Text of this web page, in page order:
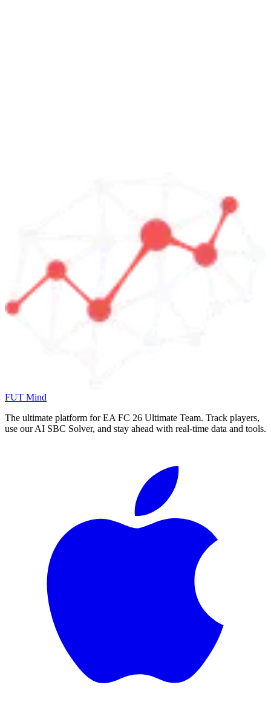
FUT Mind
The ultimate platform for EA FC 26 Ultimate Team. Track players,
use our AI SBC Solver, and stay ahead with real-time data and tools.